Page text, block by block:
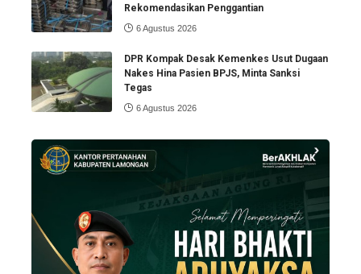
Rekomendasikan Penggantian
6 Agustus 2026
DPR Kompak Desak Kemenkes Usut Dugaan
Nakes Hina Pasien BPJS, Minta Sanksi
Tegas
6 Agustus 2026